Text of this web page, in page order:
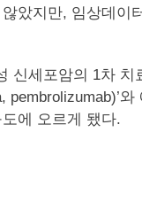
았지만, 임상데
세포암의 1차
에 오르게 됐다.